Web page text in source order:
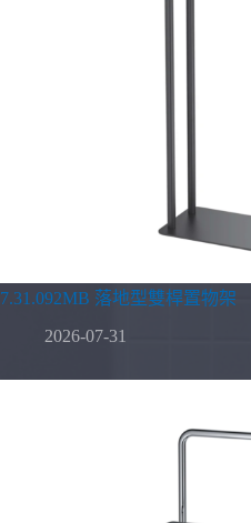
7.31.092MB 落地型雙桿置物架
2026-07-31